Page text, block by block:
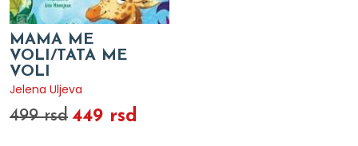
MAMA ME
VOLI/TATA ME
VOLI
Jelena Uljeva
499 rsd 449 rsd